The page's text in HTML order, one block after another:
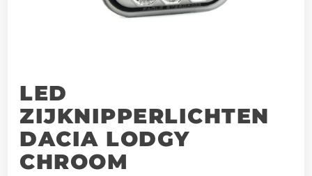
LED
ZIJKNIPPERLICHTEN
DACIA LODGY
CHROOM